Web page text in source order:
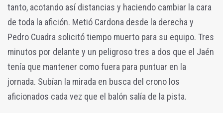
tanto, acotando así distancias y haciendo cambiar la cara
de toda la afición. Metió Cardona desde la derecha y
Pedro Cuadra solicitó tiempo muerto para su equipo. Tres
minutos por delante y un peligroso tres a dos que el Jaén
tenía que mantener como fuera para puntuar en la
jornada. Subían la mirada en busca del crono los
aficionados cada vez que el balón salía de la pista.